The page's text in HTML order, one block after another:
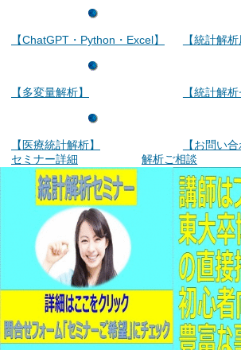
【ChatGPT・Python・Excel】
【多変量解析】
【医療統計解析】
【統計解析
【統計解
【お問い合
セミナー詳細
解析ご相談